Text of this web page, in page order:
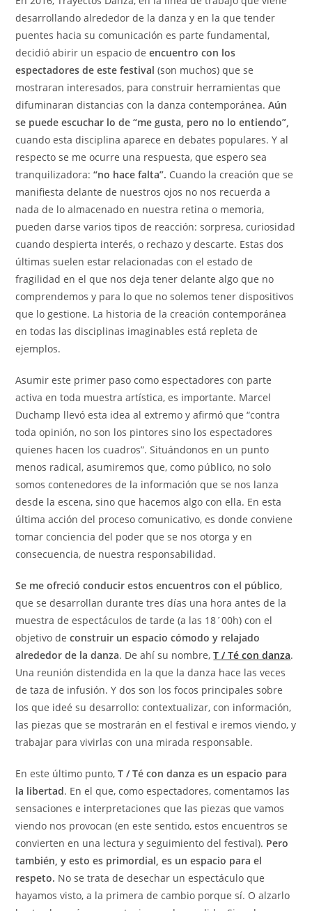
desarrollando alrededor de la danza y en la que tender
puentes hacia su comunicación es parte fundamental,
decidió abirir un espacio deencuentro con los
espectadores de este festival (son muchos) que se
mostraran interesados, para construir herramientas que
difuminaran distancias con la danza contemporánea.Aún
se puede escuchar lo de “me gusta, pero no lo entiendo”,
cuando esta disciplina aparece en debates populares. Y al
respecto se me ocurre una respuesta, que espero sea
tranquilizadora:“no hace falta”. Cuando la creación que se
manifiesta delante de nuestros ojos no nos recuerda a
nada de lo almacenado en nuestra retina o memoria,
pueden darse varios tipos de reacción: sorpresa, curiosidad
cuando despierta interés, o rechazo y descarte. Estas dos
últimas suelen estar relacionadas con el estado de
fragilidad en el que nos deja tener delante algo que no
comprendemos y para lo que no solemos tener dispositivos
que lo gestione. La historia de la creación contemporánea
en todas las disciplinas imaginables está repleta de
ejemplos.
Asumir este primer paso como espectadores con parte
activa en toda muestra artística, es importante. Marcel
Duchamp llevó esta idea al extremo y afirmó que “contra
toda opinión, no son los pintores sino los espectadores
quienes hacen los cuadros”. Situándonos en un punto
menos radical, asumiremos que, como público, no solo
somos contenedores de la información que se nos lanza
desde la escena, sino que hacemos algo con ella. En esta
última acción del proceso comunicativo, es donde conviene
tomar conciencia del poder que se nos otorga y en
consecuencia, de nuestra responsabilidad.
Se me ofreció conducir estos encuentros con el público,
que se desarrollan durante tres días una hora antes de la
muestra de espectáculos de tarde (a las 18´00h) con el
objetivo deconstruir un espacio cómodo y relajado
alrededor de la danza. De ahí su nombre,T / Té con danza.
Una reunión distendida en la que la danza hace las veces
de taza de infusión. Y dos son los focos principales sobre
los que ideé su desarrollo: contextualizar, con información,
las piezas que se mostrarán en el festival e iremos viendo, y
trabajar para vivirlas con una mirada responsable.
En este último punto,T / Té con danza es un espacio para
la libertad. En el que, como espectadores, comentamos las
sensaciones e interpretaciones que las piezas que vamos
viendo nos provocan (en este sentido, estos encuentros se
convierten en una lectura y seguimiento del festival). Pero
también, y esto es primordial, es un espacio para el
respeto. No se trata de desechar un espectáculo que
hayamos visto, a la primera de cambio porque sí. O alzarlo